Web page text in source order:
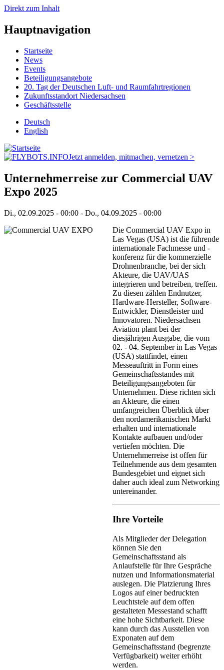
Direkt zum Inhalt
Hauptnavigation
Startseite
News
Events
Beteiligungsangebote
20. Tag der Deutschen Luft- und Raumfahrtregionen
Zukunftsstandort Niedersachsen
Geschäftsstelle
Deutsch
English
Jetzt anmelden, mitmachen, vernetzen >
Unternehmerreise zur Commercial UAV
Expo 2025
Di., 02.09.2025 - 00:00 - Do., 04.09.2025 - 00:00
Die Commercial UAV Expo in
Las Vegas (USA) ist die führende
internationale Fachmesse und -
konferenz für die kommerzielle
Drohnenbranche, bei der sich
Akteure, die UAV/UAS
integrieren und betreiben, treffen.
Zu diesen zählen Endnutzer,
Hardware-Hersteller, Software-
Entwickler, Dienstleister und
Innovatoren. Niedersachsen
Aviation plant bei der
diesjährigen Ausgabe, die vom
02. - 04. September in Las Vegas
(USA) stattfindet, einen
Messeauftritt in Form eines
Gemeinschaftsstandes mit
Beteiligungsangeboten für
Unternehmen. Diese richten sich
an Akteure, die einen
umfangreichen Überblick über
den nordamerikanischen Markt
erhalten und internationale
Kontakte aufbauen und/oder
vertiefen möchten. Die
Unternehmerreise ist offen für
Teilnehmende aus dem gesamten
Bundesgebiet und eignet sich
daher auch ideal zum Networking
untereinander.
Ihre Vorteile
Als Mitglieder der Delegation
können Sie den
Gemeinschaftsstand als
Anlaufstelle für Ihre Gespräche
nutzen und Informationsmaterial
auslegen. Die Platzierung Ihres
Logos auf einer bedruckten
Leuchtstele auf dem offen
gestalteten Messestand schafft
eine hohe Sichtbarkeit. Diese
kann durch das Ausstellen von
Exponaten auf dem
Gemeinschaftsstand (begrenzte
Verfügbarkeit) weiter erhöht
werden.